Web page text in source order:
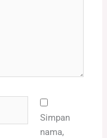
Simpan
nama,